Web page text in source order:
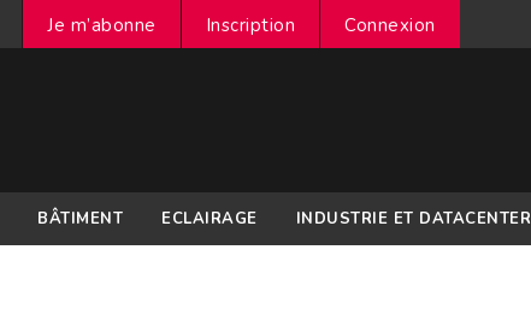
Je m’abonne Inscription Connexion
BÂTIMENT ECLAIRAGE INDUSTRIE ET DATACENTER